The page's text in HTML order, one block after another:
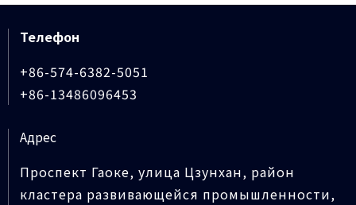
Телефон
+86-574-6382-5051
+86-13486096453
Адрес
Проспект Гаоке, улица Цзунхан, район
кластера развивающейся промышленности,